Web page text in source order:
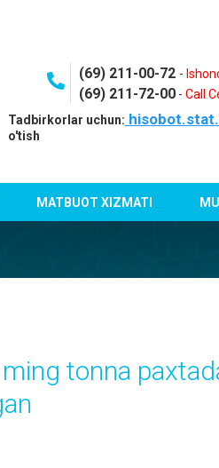
(69) 211-00-72 -
(69) 211-72-00- Call
Tadbirkorlar uchun:
o'tish
MATBUOT XIZMATI
tonna